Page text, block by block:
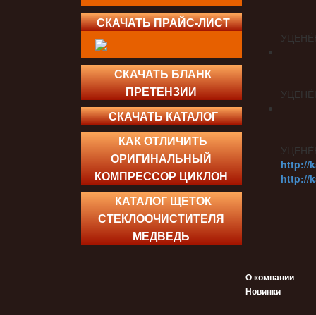
СКАЧАТЬ ПРАЙС-ЛИСТ
СКАЧАТЬ БЛАНК
ПРЕТЕНЗИИ
СКАЧАТЬ КАТАЛОГ
КАК ОТЛИЧИТЬ
ОРИГИНАЛЬНЫЙ
КОМПРЕССОР ЦИКЛОН
КАТАЛОГ ЩЕТОК
СТЕКЛООЧИСТИТЕЛЯ
МЕДВЕДЬ
http://
http://
О компании
Новинки